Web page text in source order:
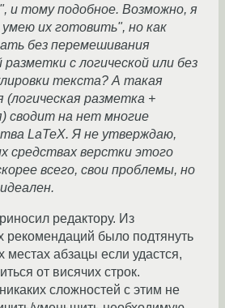
и тому подобное. Возможно, я
их готовить", но как
без перемешивания
разметки с логической или без
текста? А такая
(логическая разметка +
сводит на нет многие
LaTeX. Я не утверждаю,
средствах верстки этого
всего, свои проблемы, но
редактору. Из
рекомендаций было подтянуть
местах абзацы если удастся,
от висячих строк.
сложностей с этим не